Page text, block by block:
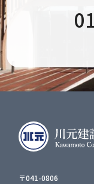
〒041-0806